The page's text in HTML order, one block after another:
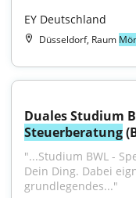
EY Deutschland
Düsseldorf, Raum
Steuerberatung
"...Studium BWL -
Dein Ding. Dabei
grundlegendes..."